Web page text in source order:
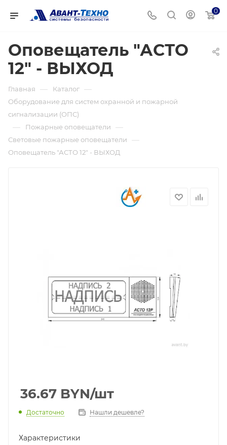
0
Оповещатель "АСТО
12" - ВЫХОД
Главная — Каталог —
Оборудование для систем охранной и пожарной
сигнализации (ОПС)
— Пожарные оповещатели —
Световые пожарные оповещатели —
Оповещатель "АСТО 12" - ВЫХОД
36.67 BYN/шт
Достаточно Нашли дешевле?
Характеристики